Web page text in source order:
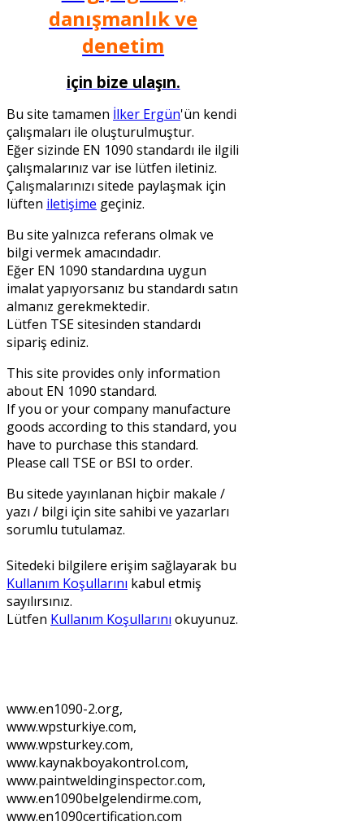
danışmanlık ve
denetim
için bize ulaşın.
Bu site tamamen İlker Ergün'ün kendi
çalışmaları ile oluşturulmuştur.
Eğer sizinde EN 1090 standardı ile ilgili
çalışmalarınız var ise lütfen iletiniz.
Çalışmalarınızı sitede paylaşmak için
lüften iletişime geçiniz.
Bu site yalnızca referans olmak ve
bilgi vermek amacındadır.
Eğer EN 1090 standardına uygun
imalat yapıyorsanız bu standardı satın
almanız gerekmektedir.
Lütfen TSE sitesinden standardı
sipariş ediniz.
This site provides only information
about EN 1090 standard.
If you or your company manufacture
goods according to this standard, you
have to purchase this standard.
Please call TSE or BSI to order.
Bu sitede yayınlanan hiçbir makale /
yazı / bilgi için site sahibi ve yazarları
sorumlu tutulamaz.
Sitedeki bilgilere erişim sağlayarak bu
Kullanım Koşullarını kabul etmiş
sayılırsınız.
Lütfen Kullanım Koşullarını okuyunuz.
www.en1090-2.org,
www.wpsturkiye.com,
www.wpsturkey.com,
www.kaynakboyakontrol.com,
www.paintweldinginspector.com,
www.en1090belgelendirme.com,
www.en1090certification.com